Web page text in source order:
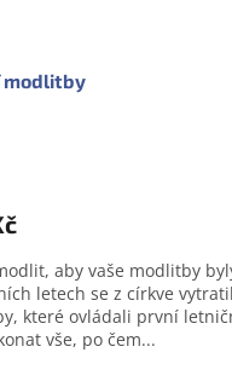
modlitby
aby vaše modlitby
letech se z církve
které ovládali první
vše, po čem...